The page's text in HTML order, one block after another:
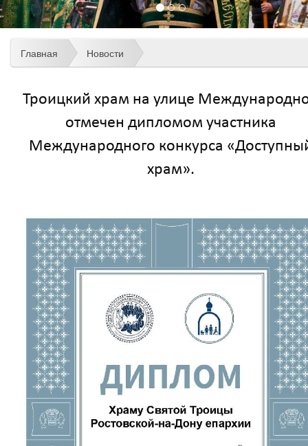
Главная Новости
Троицкий храм на улице
отмечен дипломом участника
Международного конкурса
храм».